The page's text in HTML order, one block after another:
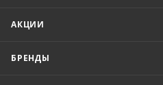
АКЦИИ
БРЕНДЫ